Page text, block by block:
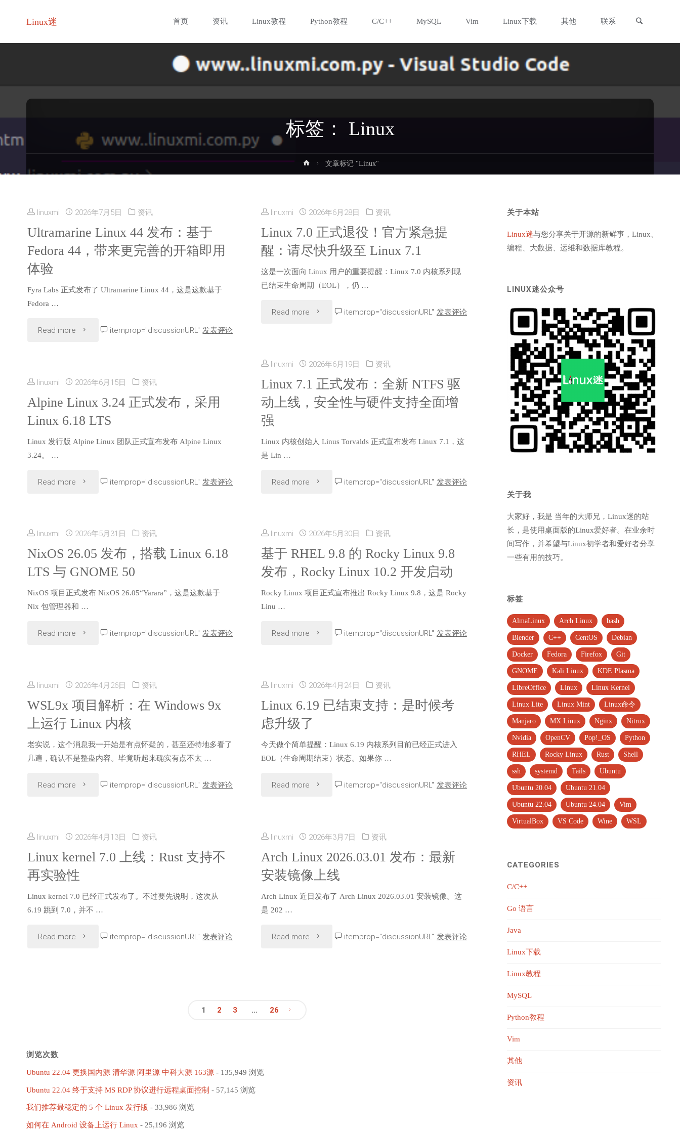
Linux迷
至
首页 资讯 Linux教程 Python教程 C/C++ MySQL Vim Linux下载 其他 联系
标签： Linux
首
页
文章标记 "Linux"
linuxmi 2026年7月5日 资讯
Ultramarine Linux 44 发布：基于
Fedora 44，带来更完善的开箱即用
体验
Fyra Labs 正式发布了 Ultramarine Linux 44，这是这款基于
Fedora …
Read more "Ultramarine
发
布：
基
带
来
更
完
用
体
验"
itemprop="discussionURL" 发表评论
linuxmi 2026年6月28日 资讯
Linux 7.0 正式退役！官方紧急提
醒：请尽快升级至 Linux 7.1
这是一次面向 Linux 用户的重要提醒：Linux 7.0 内核系列现
已结束生命周期（EOL），仍 …
Read more "Linux
式
退
官
提
醒：
快
Linux
7.1"
itemprop="discussionURL" 发表评论
linuxmi 2026年6月19日 资讯
Linux 7.1 正式发布：全新 NTFS 驱
动上线，安全性与硬件支持全面增
强
Linux 内核创始人 Linus Torvalds 正式宣布发布 Linux 7.1，这
是 Lin …
Read more "Linux
式
发
布：
驱
动
线，
持
itemprop="discussionURL" 发表评论
linuxmi 2026年6月15日 资讯
Alpine Linux 3.24 正式发布，采用
Linux 6.18 LTS
Linux 发行版 Alpine Linux 团队正式宣布发布 Alpine Linux
3.24。 …
Read more "Alpine
正
式
发
Linux
6.18
LTS"
itemprop="discussionURL" 发表评论
linuxmi 2026年5月31日 资讯
NixOS 26.05 发布，搭载 Linux 6.18
LTS 与 GNOME 50
NixOS 项目正式发布 NixOS 26.05“Yarara”，这是这款基于
Nix 包管理器和 …
Read more "NixOS
布，
搭
载
与
GNOME
50"
itemprop="discussionURL" 发表评论
linuxmi 2026年5月30日 资讯
基于 RHEL 9.8 的 Rocky Linux 9.8
发布，Rocky Linux 10.2 开发启动
Rocky Linux 项目正式宣布推出 Rocky Linux 9.8，这是 Rocky
Linu …
Read more "基
9.8
Rocky
布，
Rocky
Linux
itemprop="discussionURL" 发表评论
linuxmi 2026年4月26日 资讯
WSL9x 项目解析：在 Windows 9x
上运行 Linux 内核
老实说，这个消息我一开始是有点怀疑的，甚至还特地多看了
几遍，确认不是整蛊内容。毕竟听起来确实有点不太 …
Read more "WSL9x
析：
在
itemprop="discussionURL" 发表评论
linuxmi 2026年4月24日 资讯
Linux 6.19 已结束支持：是时候考
虑升级了
今天做个简单提醒：Linux 6.19 内核系列目前已经正式进入
EOL（生命周期结束）状态。如果你 …
Read more "Linux
束
支
itemprop="discussionURL" 发表评论
linuxmi 2026年4月13日 资讯
Linux kernel 7.0 上线：Rust 支持不
再实验性
Linux kernel 7.0 已经正式发布了。不过要先说明，这次从
6.19 跳到 7.0，并不 …
Read more "Linux
支
持
itemprop="discussionURL" 发表评论
linuxmi 2026年3月7日 资讯
Arch Linux 2026.03.01 发布：最新
安装镜像上线
Arch Linux 近日发布了 Arch Linux 2026.03.01 安装镜像。这
是 202 …
Read more "Arch itemprop="discussionURL" 发表评论
分
1 2 3 … 26
浏览次数
Ubuntu 22.04 更换国内源 清华源 阿里源 中科大源 163源 - 135,949 浏览
Ubuntu 22.04 终于支持 MS RDP 协议进行远程桌面控制 - 57,145 浏览
我们推荐最稳定的 5 个 Linux 发行版 - 33,986 浏览
如何在 Android 设备上运行 Linux - 25,196 浏览
关于本站
Linux迷与您分享关于开源的新鲜事，Linux、
编程、大数据、运维和数据库教程。
LINUX迷公众号
关于我
大家好，我是 当年的大师兄，Linux迷的站
长，是使用桌面版的Linux爱好者。在业余时
间写作，并希望与Linux初学者和爱好者分享
一些有用的技巧。
标签
AlmaLinux Arch Linux bash
Blender C++ CentOS Debian
Docker Fedora Firefox Git
GNOME Kali Linux KDE Plasma
LibreOffice Linux Linux Kernel
Linux Lite Linux Mint Linux命令
Manjaro MX Linux Nginx Nitrux
Nvidia OpenCV Pop!_OS Python
RHEL Rocky Linux Rust Shell
ssh systemd Tails Ubuntu
Ubuntu 20.04 Ubuntu 21.04
Ubuntu 22.04 Ubuntu 24.04 Vim
VirtualBox VS Code Wine WSL
CATEGORIES
C/C++
Go 语言
Java
Linux下载
Linux教程
MySQL
Python教程
Vim
其他
资讯